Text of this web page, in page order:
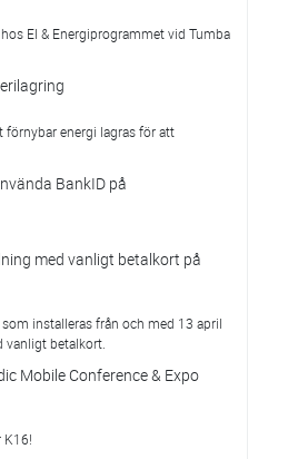
El & Energiprogrammet vid Tumba
energi lagras för att
BankID på
med vanligt betalkort på
installeras från och med 13 april
vanligt betalkort.
Mobile Conference & Expo
K16!